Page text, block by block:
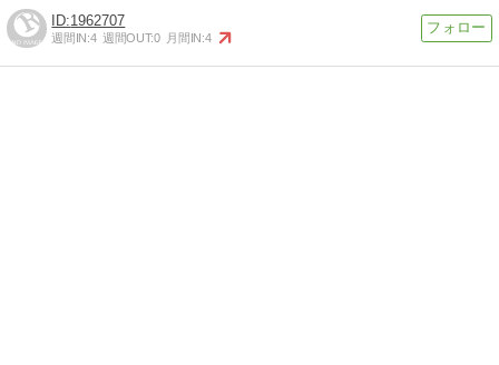
1962707
週間IN:4 週間OUT:0 月間IN:4